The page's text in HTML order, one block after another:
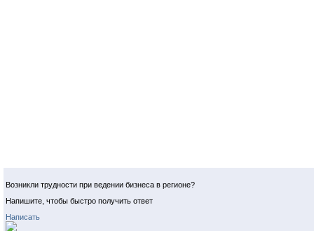
Возникли трудности при ведении бизнеса в регионе?
Напишите, чтобы быстро получить ответ
Написать